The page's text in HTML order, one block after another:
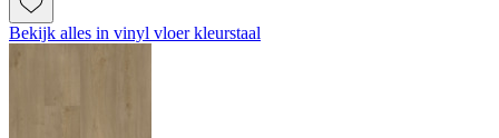
Bekijk alles in vinyl vloer kleurstaal